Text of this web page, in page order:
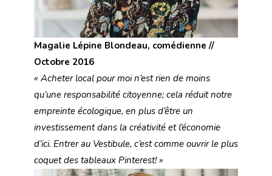
Magalie Lépine Blondeau, comédienne //
Octobre 2016
« Acheter local pour moi n’est rien de moins
qu’une responsabilité citoyenne; cela réduit notre
empreinte écologique, en plus d’être un
investissement dans la créativité et l’économie
d’ici. Entrer au Vestibule, c’est comme ouvrir le plus
coquet des tableaux Pinterest! »